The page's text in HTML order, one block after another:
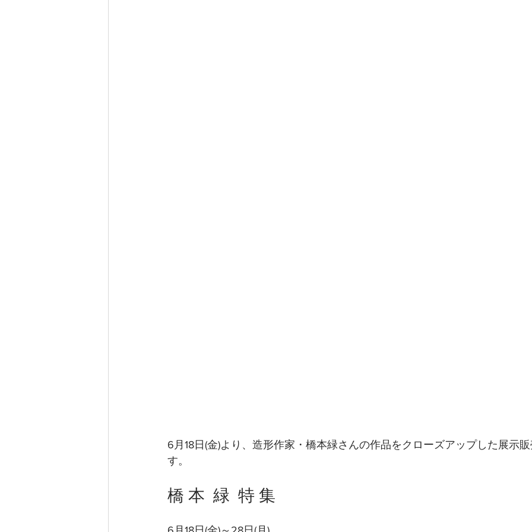
6月18日(金)より、造形作家・橋本緑さんの作品をクローズアップした展示
す。
橋 本  緑  特 集